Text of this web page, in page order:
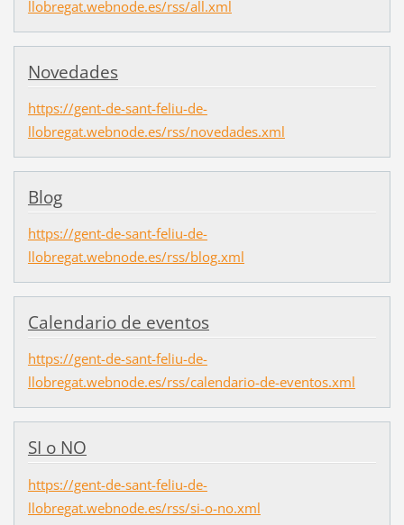
llobregat.webnode.es/rss/all.xml
Novedades
https://gent-de-sant-feliu-de-
llobregat.webnode.es/rss/novedades.xml
Blog
https://gent-de-sant-feliu-de-
llobregat.webnode.es/rss/blog.xml
Calendario de eventos
https://gent-de-sant-feliu-de-
llobregat.webnode.es/rss/calendario-de-eventos.xml
SI o NO
https://gent-de-sant-feliu-de-
llobregat.webnode.es/rss/si-o-no.xml